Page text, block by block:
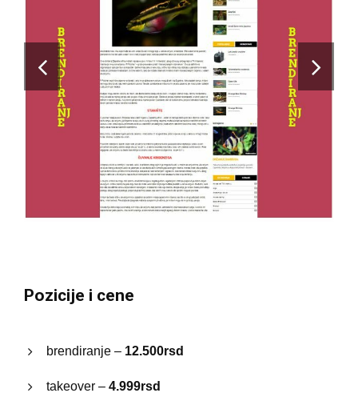
Pozicije i cene
brendiranje – 12.500rsd
takeover – 4.999rsd